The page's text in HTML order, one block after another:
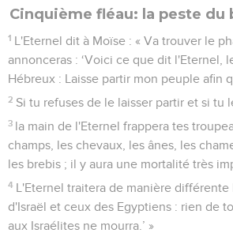
Cinquième fléau: la peste du
1 L'Eternel dit à Moïse : « Va trouver le
annonceras : ‘Voici ce que dit l'Eternel,
Hébreux : Laisse partir mon peuple afin
2 Si tu refuses de le laisser partir et si tu
3 la main de l'Eternel frappera tes
champs, les chevaux, les ânes, les
les brebis ; il y aura une mortalité très
4 L'Eternel traitera de manière différente
d'Israël et ceux des Egyptiens : rien de
aux Israélites ne mourra.’ »